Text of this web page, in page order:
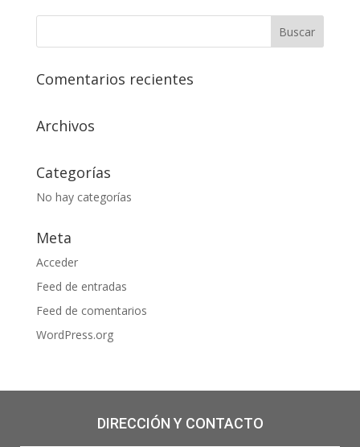
Comentarios recientes
Archivos
Categorías
No hay categorías
Meta
Acceder
Feed de entradas
Feed de comentarios
WordPress.org
DIRECCIÓN Y CONTACTO